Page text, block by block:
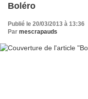
Boléro
Publié le 20/03/2013 à 13:36
Par mescrapauds